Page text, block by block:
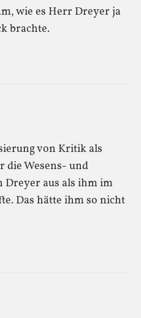
wie es Herr Dreyer ja
brachte.
von Kritik als
die Wesens- und
aus als ihm im
Das hätte ihm so nicht